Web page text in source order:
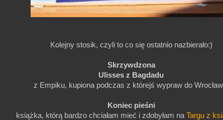
Kolejny stosik, czyli to co się ostatnio nazbierało:)
Skrzywdzona
Ulisses z Bagdadu
z Empiku, kupiona podczas z którejś wypraw do
Koniec pieśni
książka, którą bardzo chciałam mieć i zdobyłam na Targu z